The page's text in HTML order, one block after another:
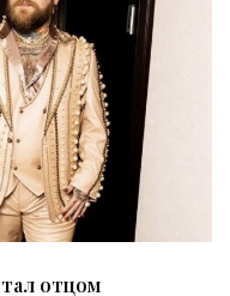
отцом